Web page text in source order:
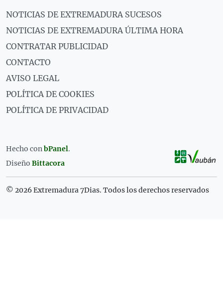
NOTICIAS DE EXTREMADURA SUCESOS
NOTICIAS DE EXTREMADURA ÚLTIMA HORA
CONTRATAR PUBLICIDAD
CONTACTO
AVISO LEGAL
POLÍTICA DE COOKIES
POLÍTICA DE PRIVACIDAD
Hecho conbPanel.
Diseño Bittacora
© 2026 Extremadura 7Dias. Todos los derechos reservados